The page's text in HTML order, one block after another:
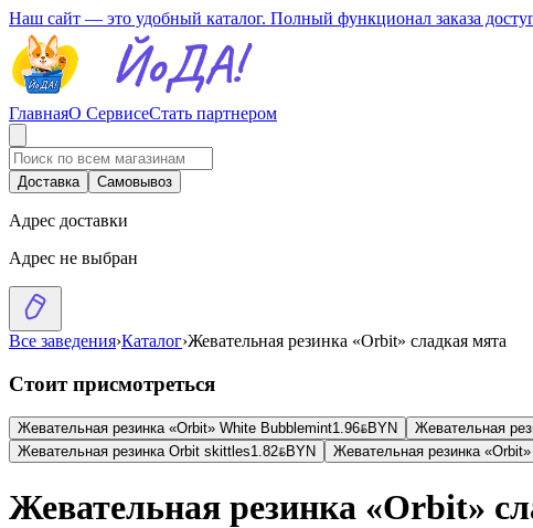
Наш сайт — это удобный каталог. Полный функционал заказа
ГлавнаяО СервисеСтать партнером
Доставка Самовывоз
Адрес доставки
Адрес не выбран
Все заведения›Каталог›Жевательная резинка «Orbit» сладкая мята
Стоит присмотреться
Жевательная резинка «Orbit» White Bubblemint1.96BYNBYN Жевательная
Жевательная резинка Orbit skittles1.82BYNBYN Жевательная резинка
Жевательная резинка «Orbit»